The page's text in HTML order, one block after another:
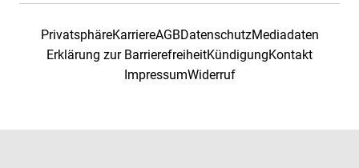
PrivatsphäreKarriereAGBDatenschutzMediadaten
Erklärung zur BarrierefreiheitKündigungKontakt
ImpressumWiderruf